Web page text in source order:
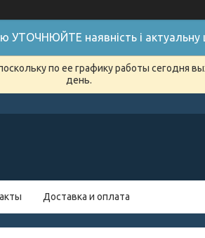
УТОЧНЮЙТЕ наявність і актуальну
по ее графику работы сегодня
день.
Доставка и оплата